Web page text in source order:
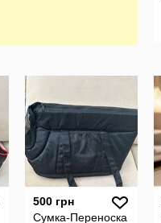
500 грн
Сумка-Переноска